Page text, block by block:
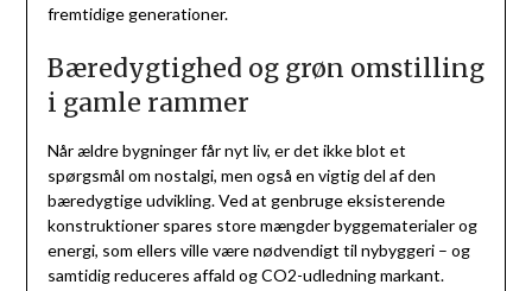
fremtidige generationer.
Bæredygtighed og grøn omstilling
i gamle rammer
Når ældre bygninger får nyt liv, er det ikke blot et
spørgsmål om nostalgi, men også en vigtig del af den
bæredygtige udvikling. Ved at genbruge eksisterende
konstruktioner spares store mængder byggematerialer og
energi, som ellers ville være nødvendigt til nybyggeri – og
samtidig reduceres affald og CO2-udledning markant.